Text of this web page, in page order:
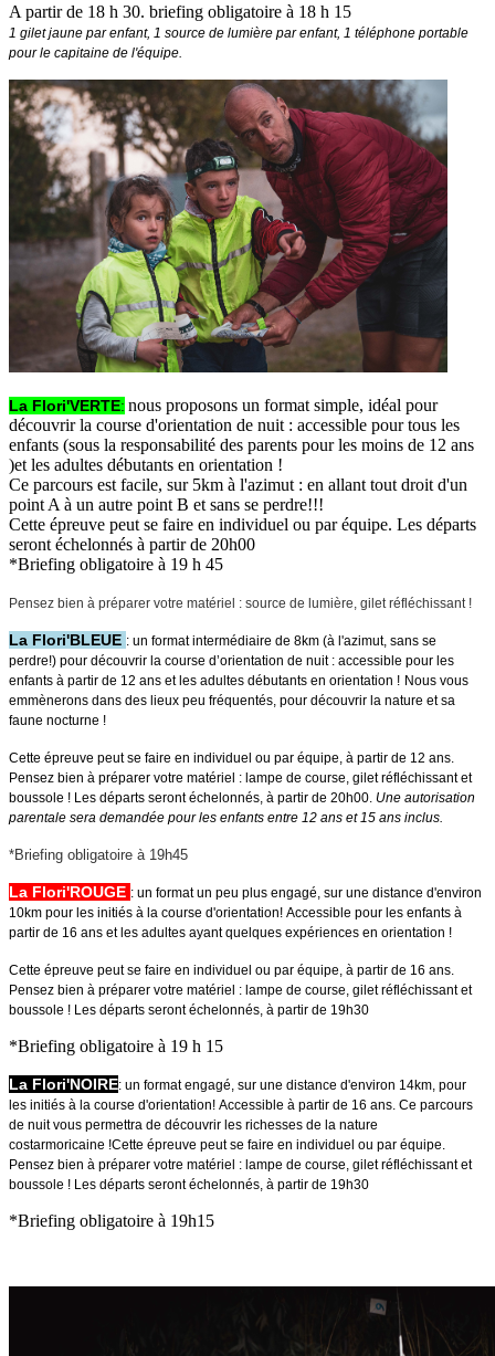
A partir de 18 h 30. briefing obligatoire à 18 h 15
1 gilet jaune par enfant, 1 source de lumière par enfant, 1 téléphone portable
pour le capitaine de l'équipe.
La Flori'VERTE: nous proposons un format simple, idéal pour
découvrir la course d'orientation de nuit : accessible pour tous les
enfants (sous la responsabilité des parents pour les moins de 12 ans
)et les adultes débutants en orientation !
Ce parcours est facile, sur 5km à l'azimut : en allant tout droit d'un
point A à un autre point B et sans se perdre!!!
Cette épreuve peut se faire en individuel ou par équipe. Les départs
seront échelonnés à partir de 20h00
*Briefing obligatoire à 19 h 45
Pensez bien à préparer votre matériel : source de lumière, gilet réfléchissant !
La Flori'BLEUE : un format intermédiaire de 8km (à l'azimut, sans se
perdre!) pour découvrir la course d’orientation de nuit : accessible pour les
enfants à partir de 12 ans et les adultes débutants en orientation ! Nous vous
emmènerons dans des lieux peu fréquentés, pour découvrir la nature et sa
faune nocturne !
Cette épreuve peut se faire en individuel ou par équipe, à partir de 12 ans.
Pensez bien à préparer votre matériel : lampe de course, gilet réfléchissant et
boussole ! Les départs seront échelonnés, à partir de 20h00. Une autorisation
parentale sera demandée pour les enfants entre 12 ans et 15 ans inclus.
*Briefing obligatoire à 19h45
La Flori'ROUGE : un format un peu plus engagé, sur une distance d'environ
10km pour les initiés à la course d'orientation! Accessible pour les enfants à
partir de 16 ans et les adultes ayant quelques expériences en orientation !
Cette épreuve peut se faire en individuel ou par équipe, à partir de 16 ans.
Pensez bien à préparer votre matériel : lampe de course, gilet réfléchissant et
boussole ! Les départs seront échelonnés, à partir de 19h30
*Briefing obligatoire à 19 h 15
La Flori'NOIRE: un format engagé, sur une distance d'environ 14km, pour
les initiés à la course d'orientation! Accessible à partir de 16 ans. Ce parcours
de nuit vous permettra de découvrir les richesses de la nature
costarmoricaine !Cette épreuve peut se faire en individuel ou par équipe.
Pensez bien à préparer votre matériel : lampe de course, gilet réfléchissant et
boussole ! Les départs seront échelonnés, à partir de 19h30
*Briefing obligatoire à 19h15